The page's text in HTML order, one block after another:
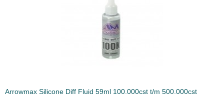
Arrowmax Silicone Diff Fluid 59ml 100.000cst t/m 500.000cst